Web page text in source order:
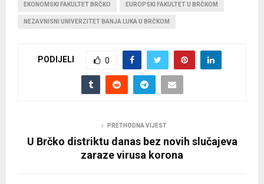
EKONOMSKI FAKULTET BRČKO EUROPSKI FAKULTET U BRČKOM
NEZAVNISNI UNIVERZITET BANJA LUKA U BRČKOM
PODIJELI 0
PRETHODNA VIJEST
U Brčko distriktu danas bez novih slučajeva
zaraze virusa korona